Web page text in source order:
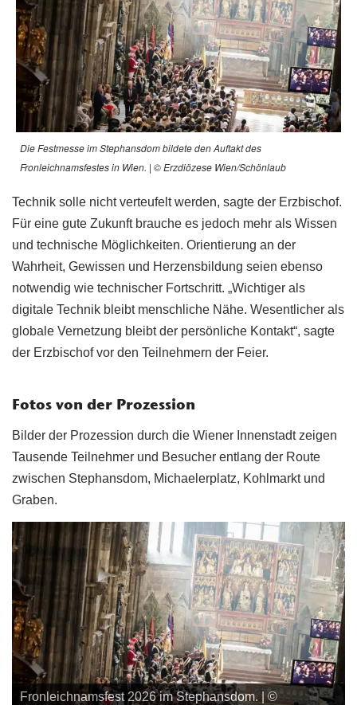
Die Festmesse im Stephansdom bildete den Auftakt des
Fronleichnamsfestes in Wien. | © Erzdiözese Wien/Schönlaub
Technik solle nicht verteufelt werden, sagte der Erzbischof.
Für eine gute Zukunft brauche es jedoch mehr als Wissen
und technische Möglichkeiten. Orientierung an der
Wahrheit, Gewissen und Herzensbildung seien ebenso
notwendig wie technischer Fortschritt. „Wichtiger als
digitale Technik bleibt menschliche Nähe. Wesentlicher als
globale Vernetzung bleibt der persönliche Kontakt“, sagte
der Erzbischof vor den Teilnehmern der Feier.
Fotos von der Prozession
Bilder der Prozession durch die Wiener Innenstadt zeigen
Tausende Teilnehmer und Besucher entlang der Route
zwischen Stephansdom, Michaelerplatz, Kohlmarkt und
Graben.
Fronleichnamsfest 2026 im Stephansdom. | ©